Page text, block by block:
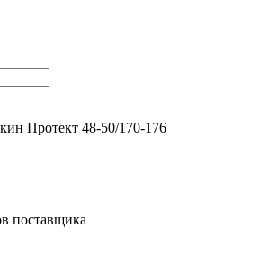
Протект 48-50/170-176
поставщика